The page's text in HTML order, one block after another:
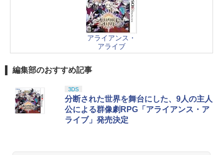
アライアンス・
アライブ
編集部のおすすめ記事
3DS
分断された世界を舞台にした、9人の主人
公による群像劇RPG「アライアンス・ア
ライブ」発売決定